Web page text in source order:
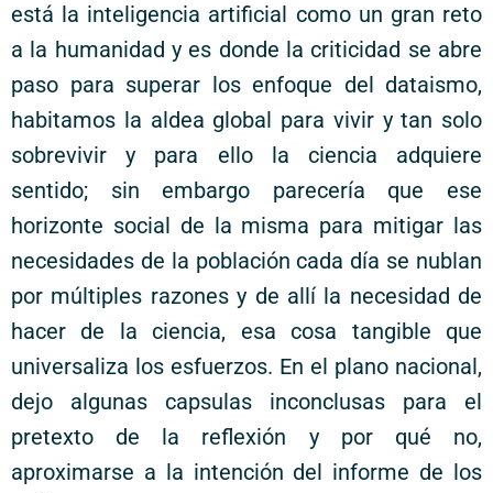
está la inteligencia artificial como un gran reto
a la humanidad y es donde la criticidad se abre
paso para superar los enfoque del dataismo,
habitamos la aldea global para vivir y tan solo
sobrevivir y para ello la ciencia adquiere
sentido; sin embargo parecería que ese
horizonte social de la misma para mitigar las
necesidades de la población cada día se nublan
por múltiples razones y de allí la necesidad de
hacer de la ciencia, esa cosa tangible que
universaliza los esfuerzos. En el plano nacional,
dejo algunas capsulas inconclusas para el
pretexto de la reflexión y por qué no,
aproximarse a la intención del informe de los